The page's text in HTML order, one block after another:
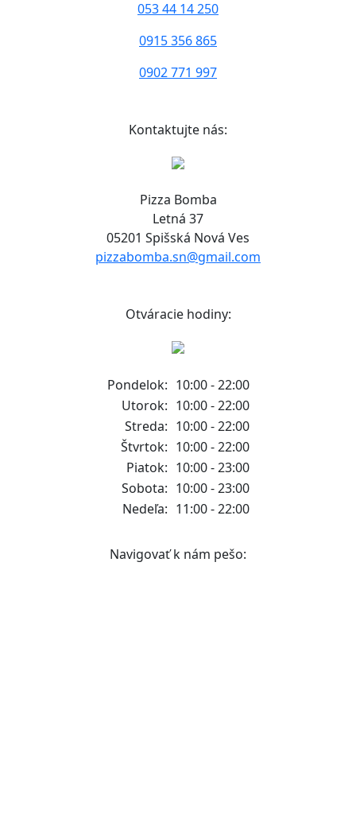
053 44 14 250
0915 356 865
0902 771 997
Kontaktujte nás:
Pizza Bomba
Letná 37
05201 Spišská Nová Ves
pizzabomba.sn@gmail.com
Otváracie hodiny:
Pondelok: 10:00 - 22:00
Utorok: 10:00 - 22:00
Streda: 10:00 - 22:00
Štvrtok: 10:00 - 22:00
Piatok: 10:00 - 23:00
Sobota: 10:00 - 23:00
Nedeľa: 11:00 - 22:00
Navigovať k nám pešo: